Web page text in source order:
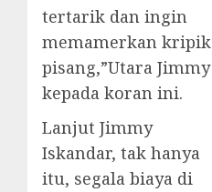
tertarik dan ingin
memamerkan kripik
pisang,”Utara Jimmy
kepada koran ini.
Lanjut Jimmy
Iskandar, tak hanya
itu, segala biaya di